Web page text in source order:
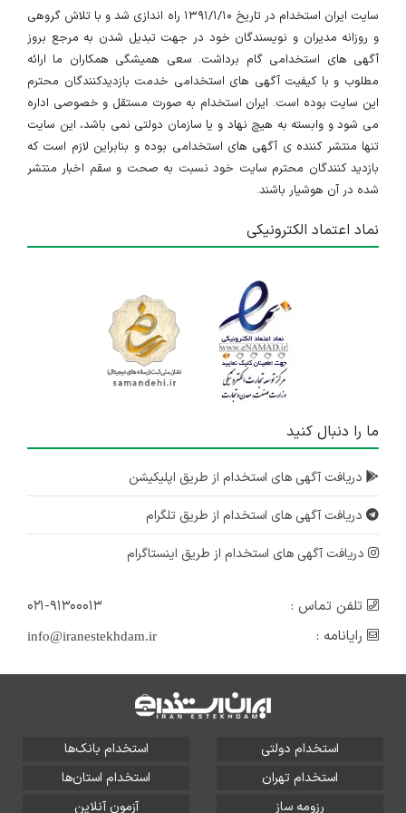
سایت ایران استخدام در تاریخ ۱۳۹۱/۱/۱۰ راه اندازی شد و با تلاش گروهی
و روزانه مدیران و نویسندگان خود در جهت تبدیل شدن به مرجع بروز
آگهی های استخدامی گام برداشت. سعی همیشگی همکاران ما ارائه
مطلوب و با کیفیت آگهی های استخدامی خدمت بازدیدکنندگان محترم
این سایت بوده است. ایران استخدام به صورت مستقل و خصوصی اداره
می شود و وابسته به هیچ نهاد و یا سازمان دولتی نمی باشد، این سایت
تنها منتشر کننده ی آگهی های استخدامی بوده و بنابراین لازم است که
بازدید کنندگان محترم سایت خود نسبت به صحت و سقم اخبار منتشر
شده در آن هوشیار باشند.
نماد اعتماد الکترونیکی
ما را دنبال کنید
دریافت آگهی های استخدام از طریق اپلیکیشن
دریافت آگهی های استخدام از طریق تلگرام
دریافت آگهی های استخدام از طریق اینستاگرام
تلفن تماس :
۰۲۱-۹۱۳۰۰۰۱۳
رایانامه :
info@iranestekhdam.ir
استخدام دولتی
استخدام بانک‌ها
استخدام تهران
استخدام استان‌ها
رزومه ساز
آزمون آنلاین